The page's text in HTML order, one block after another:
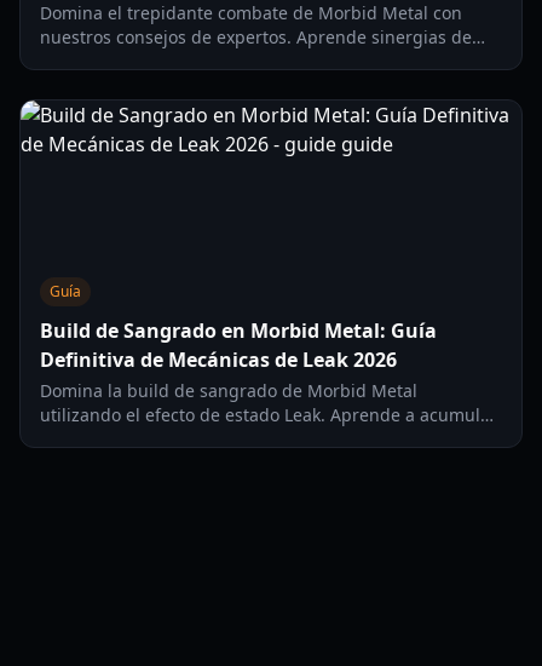
Domina el trepidante combate de Morbid Metal con
nuestros consejos de expertos. Aprende sinergias de
Guía
Build de Sangrado en Morbid Metal: Guía
Definitiva de Mecánicas de Leak 2026
Domina la build de sangrado de Morbid Metal
utilizando el efecto de estado Leak. Aprende a acumular